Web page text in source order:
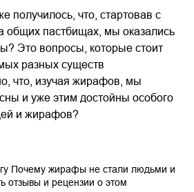
что, стартовав с
общих пастбищах, мы оказались
Это вопросы, которые стоит
разных существ
что, изучая жирафов, мы
и уже этим достойны особого
и жирафов?
Почему жирафы не стали людьми и
отзывы и рецензии о этом